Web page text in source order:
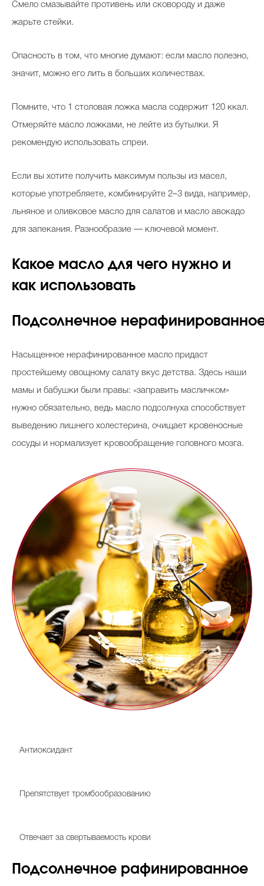
Смело смазывайте противень или сковороду и даже
жарьте стейки.
Опасность в том, что многие думают: если масло полезно,
значит, можно его лить в больших количествах.
Помните, что 1 столовая ложка масла содержит 120 ккал.
Отмеряйте масло ложками, не лейте из бутылки. Я
рекомендую использовать спреи.
Если вы хотите получить максимум пользы из масел,
которые употребляете, комбинируйте 2–3 вида, например,
льняное и оливковое масло для салатов и масло авокадо
для запекания. Разнообразие — ключевой момент.
Какое масло для чего нужно и
как использовать
Подсолнечное
Насыщенное нерафинированное масло придаст
простейшему овощному салату вкус детства. Здесь наши
мамы и бабушки были правы: «заправить масличком»
нужно обязательно, ведь масло подсолнуха способствует
выведению лишнего холестерина, очищает кровеносные
сосуды и нормализует кровообращение головного мозга.
Антиоксидант
Препятствует тромбообразованию
Отвечает за свертываемость крови
Подсолнечное рафинированное